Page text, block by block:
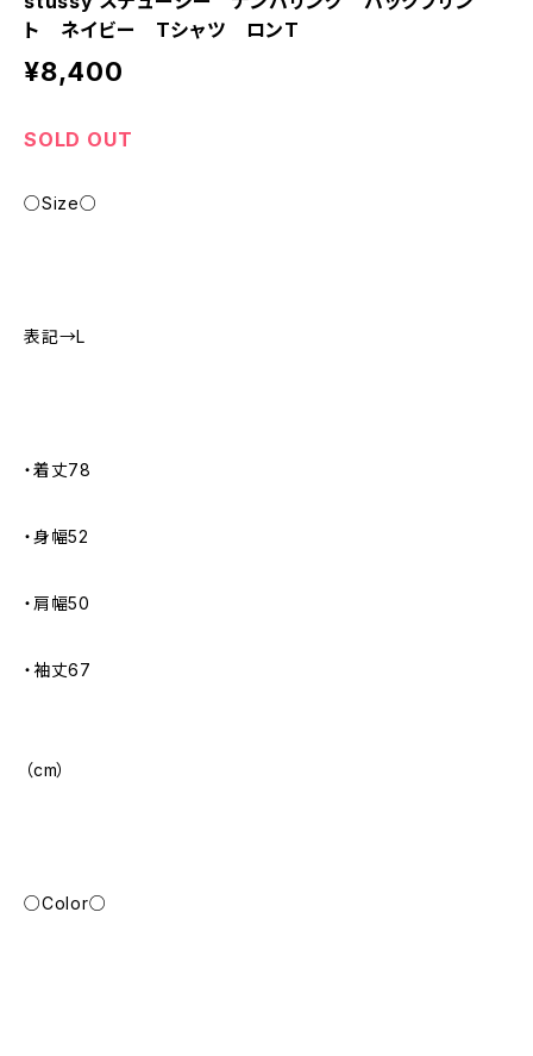
ト ネイビー Tシャツ ロンT
¥8,400
SOLD OUT
○Size○
表記→L
・着丈78
・身幅52
・肩幅50
・袖丈67
（cm）
○Color○